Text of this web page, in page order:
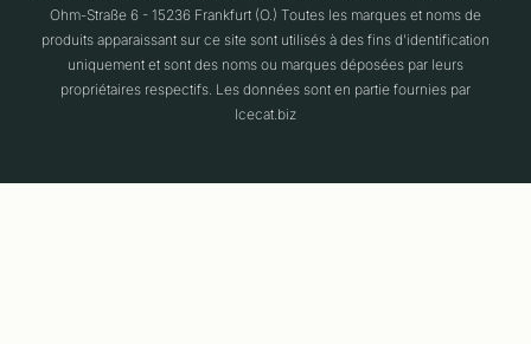
Ohm-Straße 6 - 15236 Frankfurt (O.) Toutes les marques et noms de
produits apparaissant sur ce site sont utilisés à des fins d'identification
uniquement et sont des noms ou marques déposées par leurs
propriétaires respectifs. Les données sont en partie fournies par
Icecat.biz